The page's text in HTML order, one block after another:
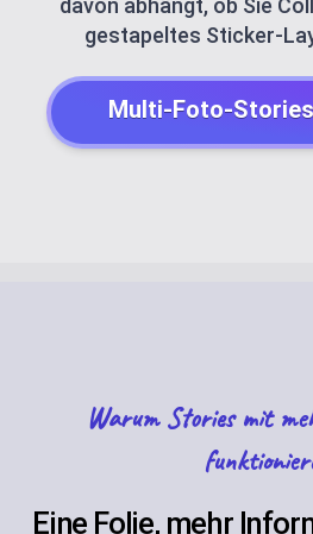
davon abhängt, ob Sie
gestapeltes Sticker-
Multi-Foto-
Warum Stories mit
Eine Folie, mehr